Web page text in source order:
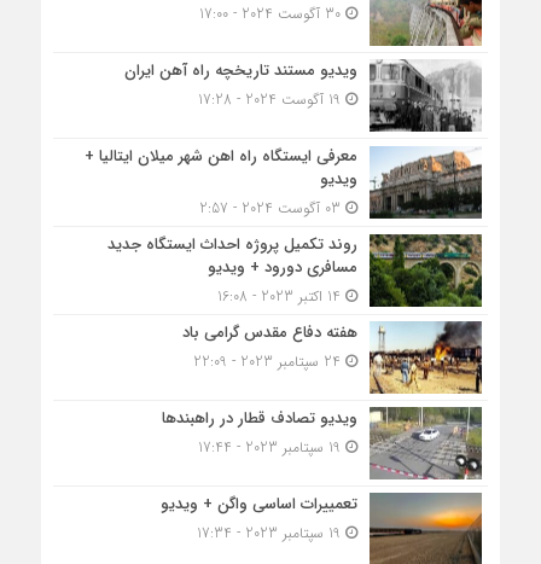
30 آگوست 2024 - 17:00
ویدیو مستند تاریخچه راه آهن ایران
معرفی ایستگاه راه اهن شهر میلان ایتالیا +
ویدیو
روند تکمیل پروژه احداث ایستگاه جدید
مسافری دورود + ویدیو
هفته دفاع مقدس گرامی باد
ویدیو تصادف قطار در راهبندها
تعمییرات اساسی واگن + ویدیو